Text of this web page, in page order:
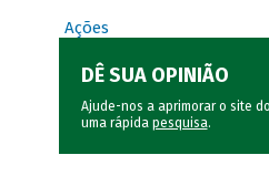
Ações
DÊ SUA OPINIÃO
Ajude-nos a aprimorar o site
uma rápida pesquisa.